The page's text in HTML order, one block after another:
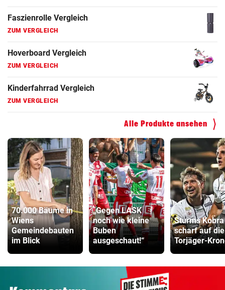
Faszienrolle Vergleich
ZUM VERGLEICH
Hoverboard Vergleich
ZUM VERGLEICH
Kinderfahrrad Vergleich
ZUM VERGLEICH
Alle Produkte ansehen
70.000 Bäume in
Wiens
Gemeindebauten
im Blick
„Gegen LASK
noch wie kleine
Buben
ausgeschaut!“
Sturms
scharf auf die
Torjäger-